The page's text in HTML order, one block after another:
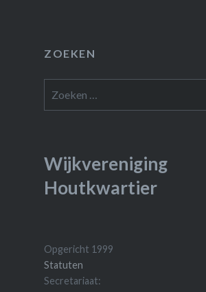
ZOEKEN
naar:
Wijkvereniging
Houtkwartier
Opgericht 1999
Statuten
Secretariaat: